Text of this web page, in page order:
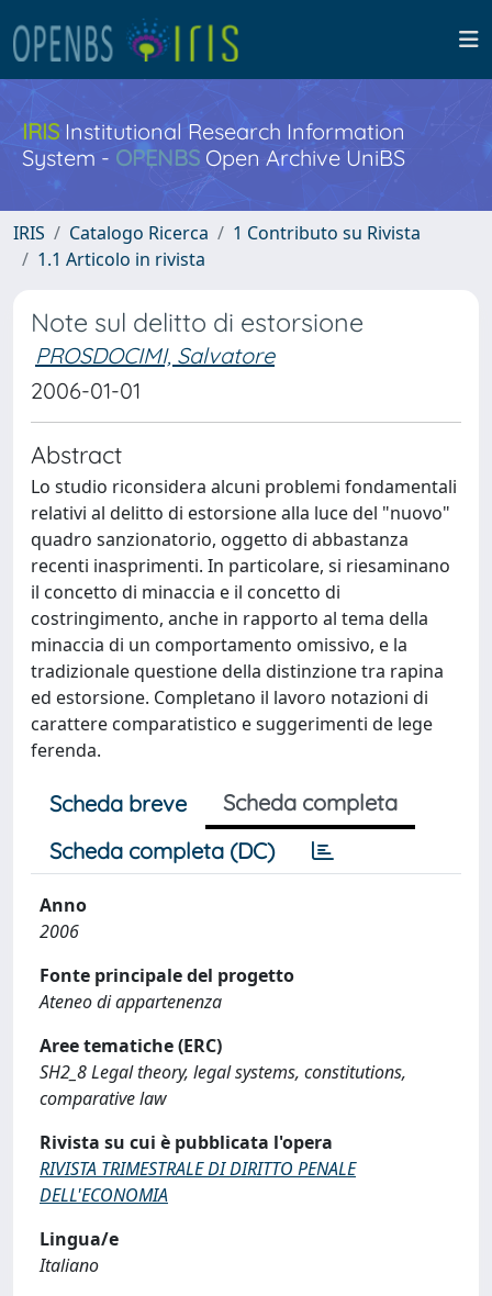
IRISInstitutional Research Information
System - OPENBS Open Archive UniBS
IRIS Catalogo Ricerca
1 Contributo su Rivista
1.1 Articolo in rivista
Note sul delitto di estorsione
PROSDOCIMI, Salvatore
2006-01-01
Abstract
Lo studio riconsidera alcuni problemi fondamentali
relativi al delitto di estorsione alla luce del "nuovo"
quadro sanzionatorio, oggetto di abbastanza
recenti inasprimenti. In particolare, si riesaminano
il concetto di minaccia e il concetto di
costringimento, anche in rapporto al tema della
minaccia di un comportamento omissivo, e la
tradizionale questione della distinzione tra rapina
ed estorsione. Completano il lavoro notazioni di
carattere comparatistico e suggerimenti de lege
ferenda.
Scheda breve
Scheda completa
Scheda completa (DC)
Anno
2006
Fonte principale del progetto
Ateneo di appartenenza
Aree tematiche (ERC)
SH2_8 Legal theory, legal systems, constitutions,
comparative law
Rivista su cui è pubblicata l'opera
RIVISTA TRIMESTRALE DI DIRITTO PENALE
DELL'ECONOMIA
Lingua/e
Italiano